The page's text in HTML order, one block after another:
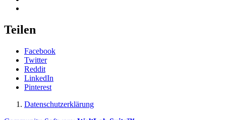
Teilen
Facebook
Twitter
Reddit
LinkedIn
Pinterest
Datenschutzerklärung